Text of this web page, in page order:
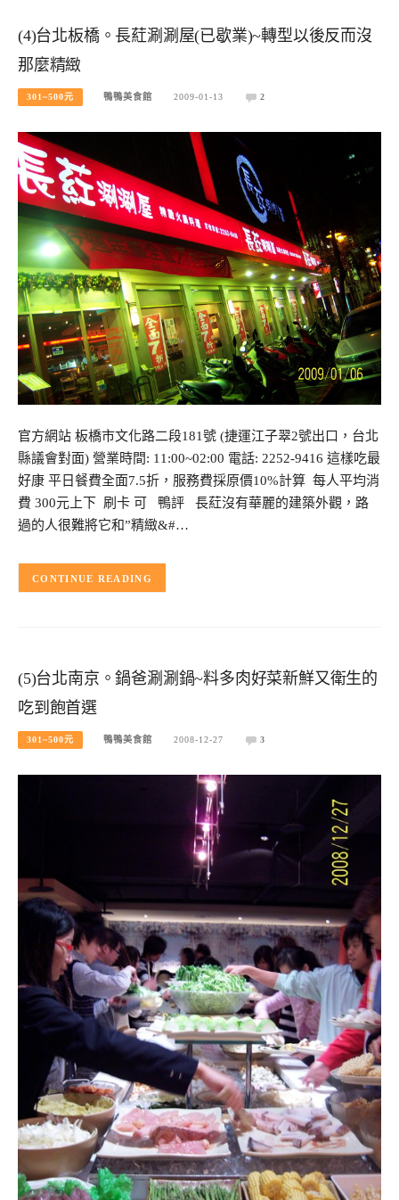
(4)台北板橋。長葒涮涮屋(已歇業)~轉型以後反而沒
那麼精緻
301~500元 鴨鴨美食館 2009-01-13 2
官方網站 板橋市文化路二段181號 (捷運江子翠2號出口，台北
縣議會對面) 營業時間: 11:00~02:00 電話: 2252-9416 這樣吃最
好康 平日餐費全面7.5折，服務費採原價10%計算 每人平均消
費 300元上下 刷卡 可 鴨評 長葒沒有華麗的建築外觀，路
過的人很難將它和”精緻&#…
CONTINUE READING
(5)台北南京。鍋爸涮涮鍋~料多肉好菜新鮮又衛生的
吃到飽首選
301~500元 鴨鴨美食館 2008-12-27 3